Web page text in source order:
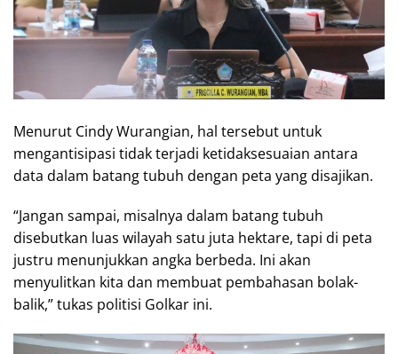
Menurut Cindy Wurangian, hal tersebut untuk
mengantisipasi tidak terjadi ketidaksesuaian antara
data dalam batang tubuh dengan peta yang disajikan.
“Jangan sampai, misalnya dalam batang tubuh
disebutkan luas wilayah satu juta hektare, tapi di peta
justru menunjukkan angka berbeda. Ini akan
menyulitkan kita dan membuat pembahasan bolak-
balik,” tukas politisi Golkar ini.